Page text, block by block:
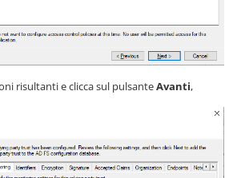
risultanti e clicca sul pulsanteAvanti,